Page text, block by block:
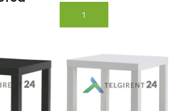
Lisa korvi